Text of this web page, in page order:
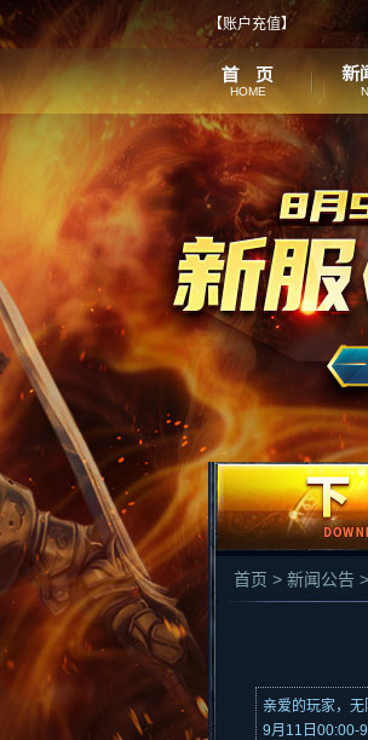
【账户充值】
HOME
首页 > 新闻公告
亲爱的玩家，无
9月11日00:00-